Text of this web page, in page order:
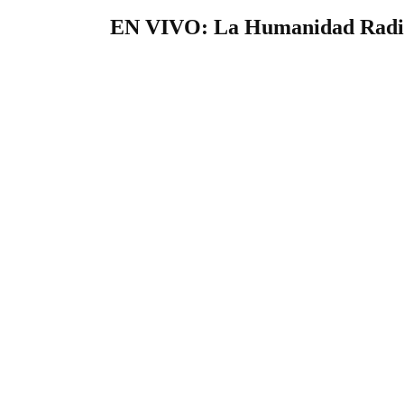
EN VIVO: La Humanidad